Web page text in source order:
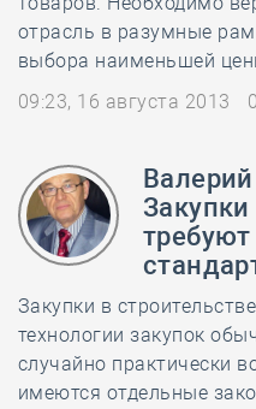
отрасль в разумные
выбора наименьшей
09:23, 16 августа 2013
Закупки в
технологии закупок
случайно практически
имеются отдельные